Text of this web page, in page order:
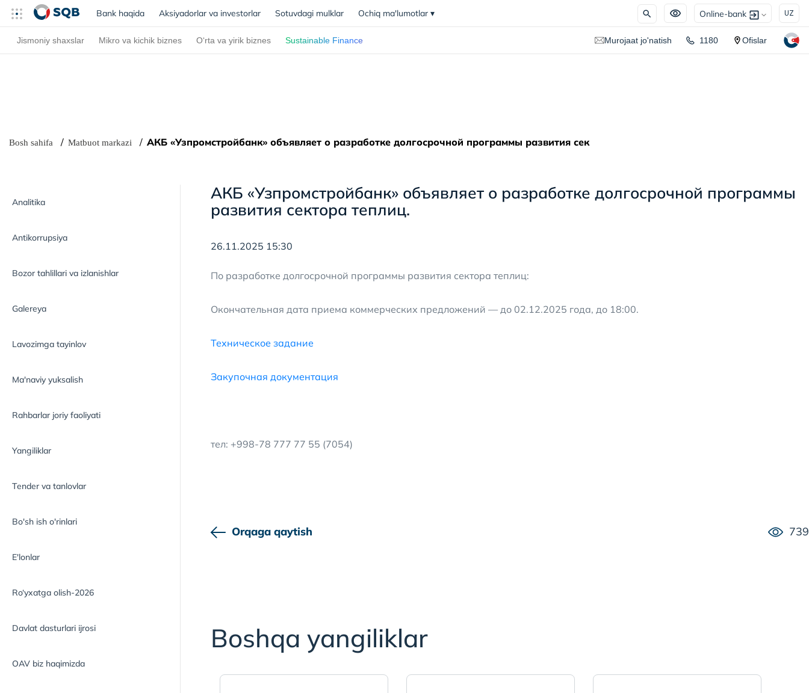
Bank haqida (current)
Aksiyadorlar va investorlar Sotuvdagi mulklar Ochiq ma'lumotlar ▾ Online-bank UZ
Jismoniy shaxslar Mikro va kichik biznes O‘rta va yirik biznes Sustainable Finance Murojaat jo'natish 1180 Ofislar
Bosh sahifa Matbuot markazi АКБ «Узпромстройбанк» объявляет о разработке долгосрочной программы развития сек
Analitika
Antikorrupsiya
Bozor tahlillari va izlanishlar
Galereya
Lavozimga tayinlov
Ma'naviy yuksalish
Rahbarlar joriy faoliyati
Yangiliklar
Tender va tanlovlar
Bo'sh ish o'rinlari
E'lonlar
Ro‘yxatga olish-2026
Davlat dasturlari ijrosi
OAV biz haqimizda
АКБ «Узпромстройбанк» объявляет о разработке долгосрочной программы
развития сектора теплиц.
26.11.2025 15:30
По разработке долгосрочной программы развития сектора теплиц:
Окончательная дата приема коммерческих предложений — до 02.12.2025 года, до 18:00.
Техническое задание
Закупочная документация
тел: +998-78 777 77 55 (7054)
Orqaga qaytish 739
Boshqa yangiliklar